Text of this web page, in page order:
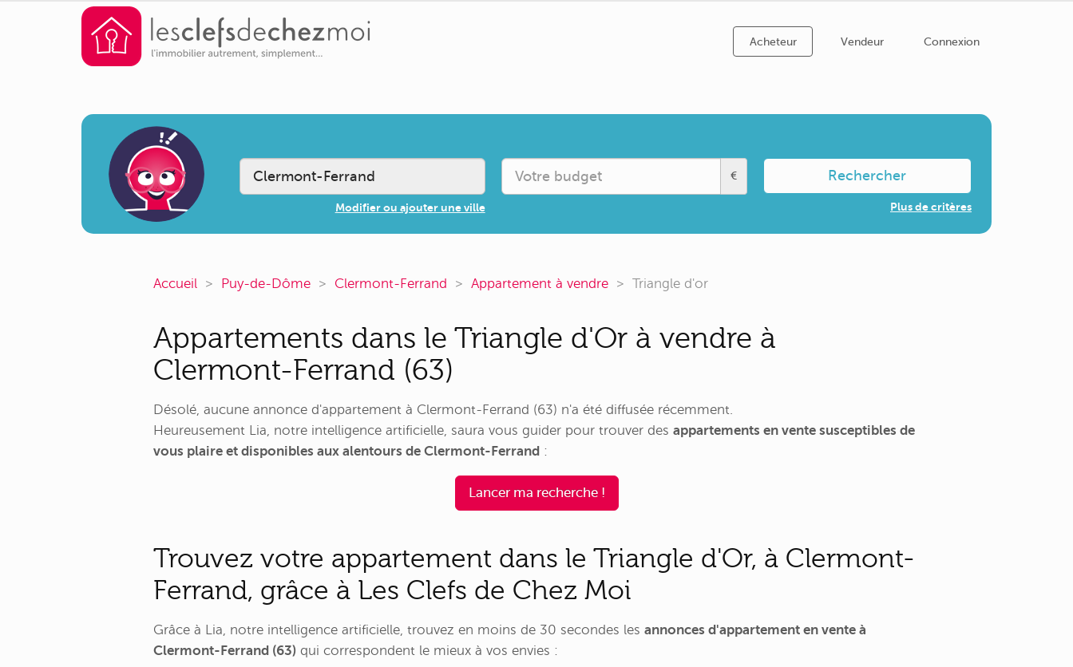
Acheteur Vendeur Connexion
Modifier ou ajouter une ville
€ Rechercher
Plus de critères
Accueil Puy-de-Dôme Clermont-Ferrand Appartement à vendre Triangle d'or
Appartements dans le Triangle d'Or à vendre à
Clermont-Ferrand (63)
Désolé, aucune annonce d'appartement à Clermont-Ferrand (63) n'a été diffusée récemment.
Heureusement Lia, notre intelligence artificielle, saura vous guider pour trouver des appartements en vente susceptibles de
vous plaire et disponibles aux alentours de Clermont-Ferrand :
Lancer ma recherche !
Trouvez votre appartement dans le Triangle d'Or, à Clermont-
Ferrand, grâce à Les Clefs de Chez Moi
Grâce à Lia, notre intelligence artificielle, trouvez en moins de 30 secondes les annonces d'appartement en vente à
Clermont-Ferrand (63) qui correspondent le mieux à vos envies :